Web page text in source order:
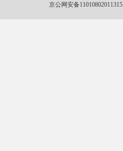
京公网安备11010802011315